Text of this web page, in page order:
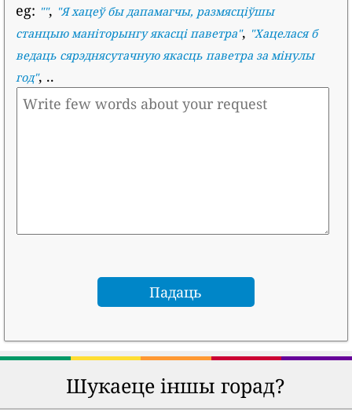
eg: "", "Я хацеў бы дапамагчы, размясціўшы
станцыю маніторынгу якасці паветра", "Хацелася б
ведаць сярэднясутачную якасць паветра за мінулы
год", ..
Шукаеце іншы горад?